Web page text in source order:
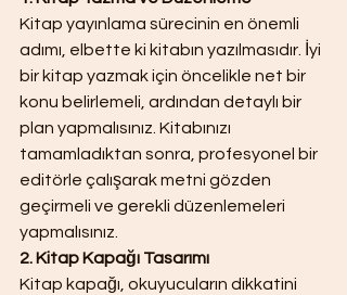
Kitap yayınlama sürecinin en önemli
adımı, elbette ki kitabın yazılmasıdır. İyi
bir kitap yazmak için öncelikle net bir
konu belirlemeli, ardından detaylı bir
plan yapmalısınız. Kitabınızı
tamamladıktan sonra, profesyonel bir
editörle çalışarak metni gözden
geçirmeli ve gerekli düzenlemeleri
yapmalısınız.
2. Kitap Kapağı Tasarımı
Kitap kapağı, okuyucuların dikkatini